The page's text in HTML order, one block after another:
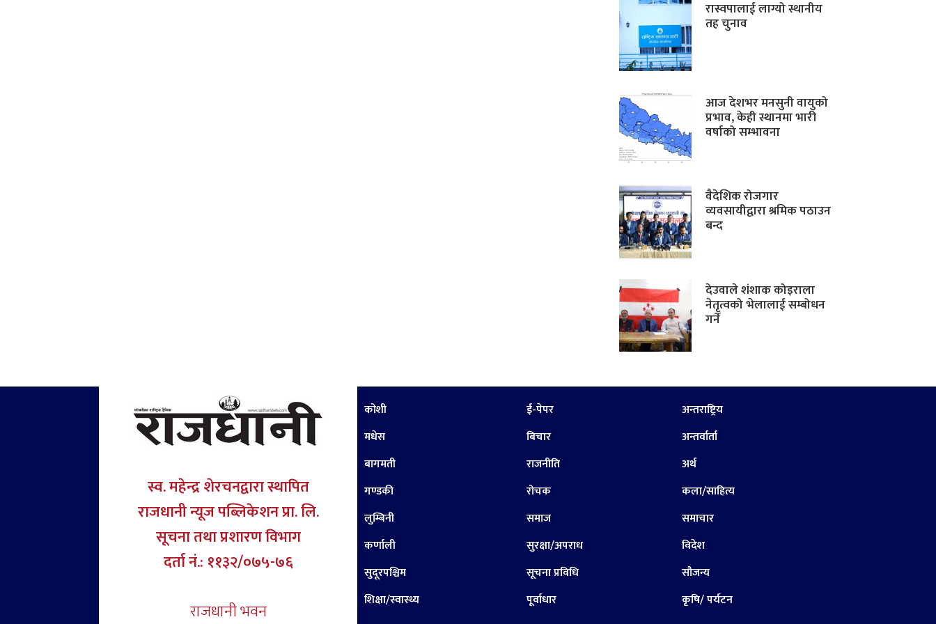
रास्वपालाई लाग्यो स्थानीय
तह चुनाव
आज देशभर मनसुनी वायुको
प्रभाव, केही स्थानमा भारी
वर्षाको सम्भावना
वैदेशिक रोजगार
व्यवसायीद्वारा श्रमिक पठाउन
बन्द
देउवाले शंशाक कोइराला
नेतृत्वको भेलालाई सम्बोधन
गर्ने
स्व. महेन्द्र शेरचनद्वारा स्थापित
राजधानी न्यूज पब्लिकेशन प्रा. लि.
सूचना तथा प्रशारण विभाग
दर्ता नं.: ११३२/०७५-७६
राजधानी भवन
कोशी
मधेस
बागमती
गण्डकी
लुम्बिनी
कर्णाली
सुदूरपश्चिम
शिक्षा/स्वास्थ्य
ई-पेपर
बिचार
राजनीति
रोचक
समाज
सुरक्षा/अपराध
सूचना प्रविधि
पूर्वाधार
अन्तराष्ट्रिय
अन्तर्वार्ता
अर्थ
कला/साहित्य
समाचार
विदेश
सौजन्य
कृषि/ पर्यटन